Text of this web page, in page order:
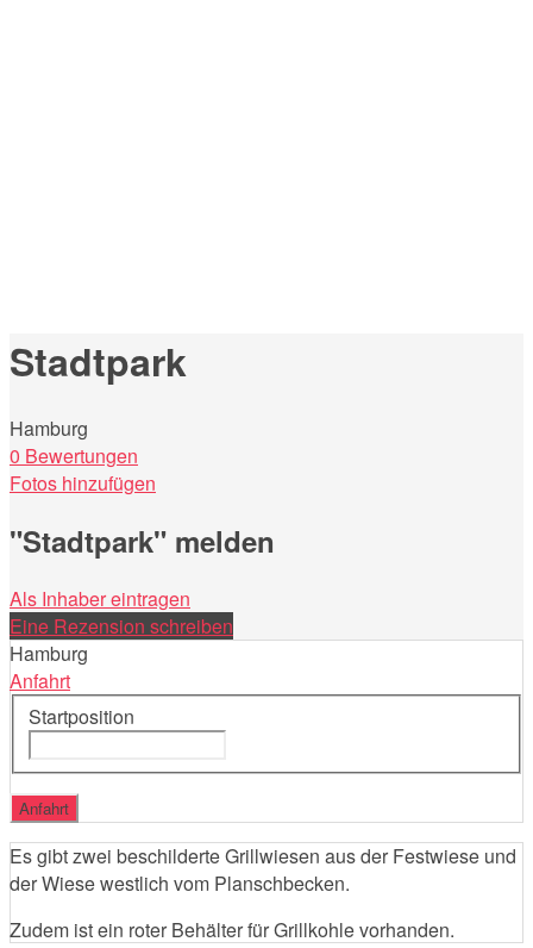
Stadtpark
Hamburg
0 Bewertungen
Fotos hinzufügen
"Stadtpark" melden
Als Inhaber eintragen
Eine Rezension schreiben
Hamburg
Anfahrt
Startposition
Es gibt zwei beschilderte Grillwiesen aus der Festwiese und
der Wiese westlich vom Planschbecken.
Zudem ist ein roter Behälter für Grillkohle vorhanden.